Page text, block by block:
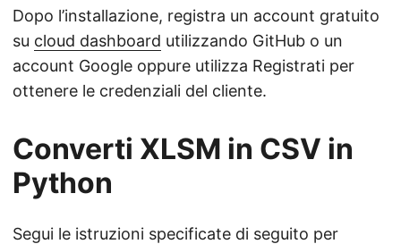
Dopo l’installazione, registra un account gratuito
su cloud dashboard utilizzando GitHub o un
account Google oppure utilizza Registrati per
ottenere le credenziali del cliente.
Converti XLSM in CSV in
Python
Segui le istruzioni specificate di seguito per